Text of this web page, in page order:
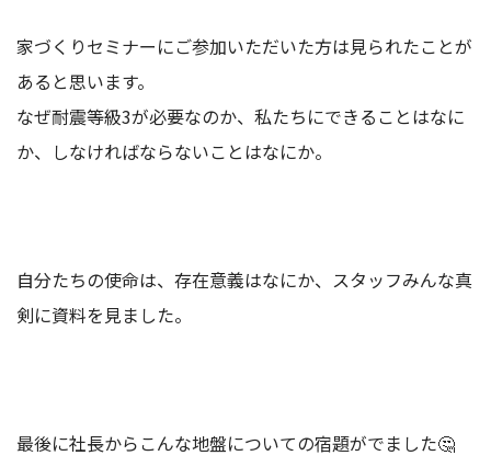
家づくりセミナーにご参加いただいた方は見られたことが
あると思います。
なぜ耐震等級3が必要なのか、私たちにできることはなに
か、しなければならないことはなにか。
自分たちの使命は、存在意義はなにか、スタッフみんな真
剣に資料を見ました。
最後に社長からこんな地盤についての宿題がでました🤔